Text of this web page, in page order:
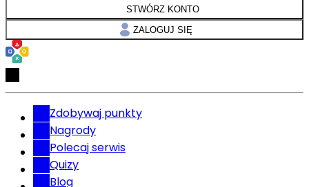
STWÓRZ KONTO
ZALOGUJ SIĘ
Zdobywaj punkty
Nagrody
Polecaj serwis
Quizy
Blog